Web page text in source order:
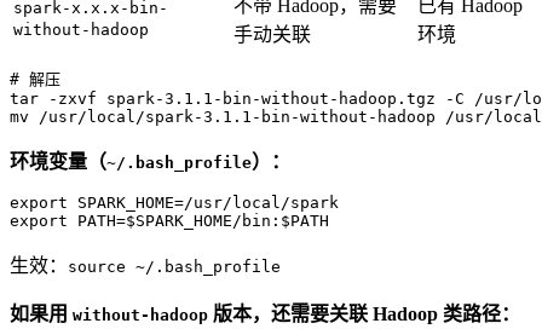
spark-x.x.x-bin-
without-hadoop
不带 Hadoop，需要
手动关联
已有 Hadoop
环境
# 解压
tar -zxvf spark-3.1.1-bin-without-hadoop.tgz -C /usr/
mv /usr/local/spark-3.1.1-bin-without-hadoop /usr/
环境变量（~/.bash_profile）：
export SPARK_HOME=/usr/local/spark
export PATH=$SPARK_HOME/bin:$PATH
生效： source ~/.bash_profile
如果用 without-hadoop 版本，还需要关联 Hadoop 类路径：